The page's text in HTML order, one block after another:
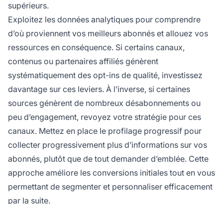
supérieurs.
Exploitez les données analytiques pour comprendre
d’où proviennent vos meilleurs abonnés et allouez vos
ressources en conséquence. Si certains canaux,
contenus ou partenaires affiliés génèrent
systématiquement des opt-ins de qualité, investissez
davantage sur ces leviers. À l’inverse, si certaines
sources génèrent de nombreux désabonnements ou
peu d’engagement, revoyez votre stratégie pour ces
canaux. Mettez en place le profilage progressif pour
collecter progressivement plus d’informations sur vos
abonnés, plutôt que de tout demander d’emblée. Cette
approche améliore les conversions initiales tout en vous
permettant de segmenter et personnaliser efficacement
par la suite.